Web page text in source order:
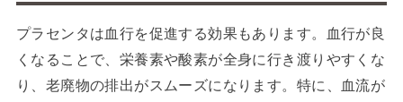
プラセンタは血行を促進する効果もあります。血行が良
くなることで、栄養素や酸素が全身に行き渡りやすくな
り、老廃物の排出がスムーズになります。特に、血流が